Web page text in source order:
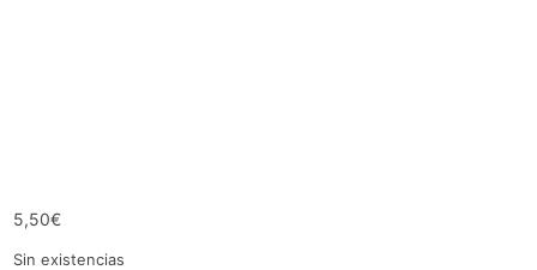
5,50€
Sin existencias